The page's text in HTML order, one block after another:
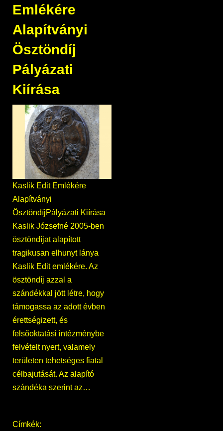
Emlékére
Alapítványi
Ösztöndíj
Pályázati
Kiírása
Kaslik Edit Emlékére
Alapítványi
ÖsztöndíjPályázati Kiírása
Kaslik Józsefné 2005-ben
ösztöndíjat alapított
tragikusan elhunyt lánya
Kaslik Edit emlékére. Az
ösztöndíj azzal a
szándékkal jött létre, hogy
támogassa az adott évben
érettségizett, és
felsőoktatási intézménybe
felvételt nyert, valamely
területen tehetséges fiatal
célbajutását. Az alapító
szándéka szerint az…
Címkék: